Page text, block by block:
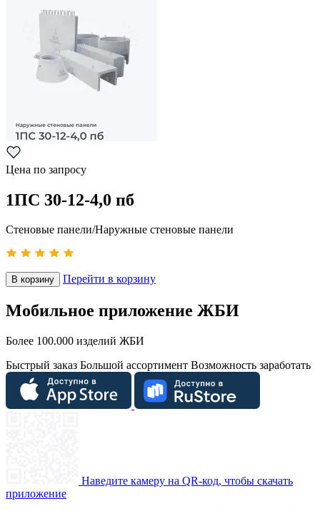
Цена по запросу
1ПС 30-12-4,0 пб
Стеновые панели/Наружные стеновые панели
В корзину Перейти в корзину
Мобильное приложение ЖБИ
Более 100.000 изделий ЖБИ
Быстрый заказ Большой ассортимент Возможность заработать
Наведите камеру на QR-код, чтобы скачать
приложение